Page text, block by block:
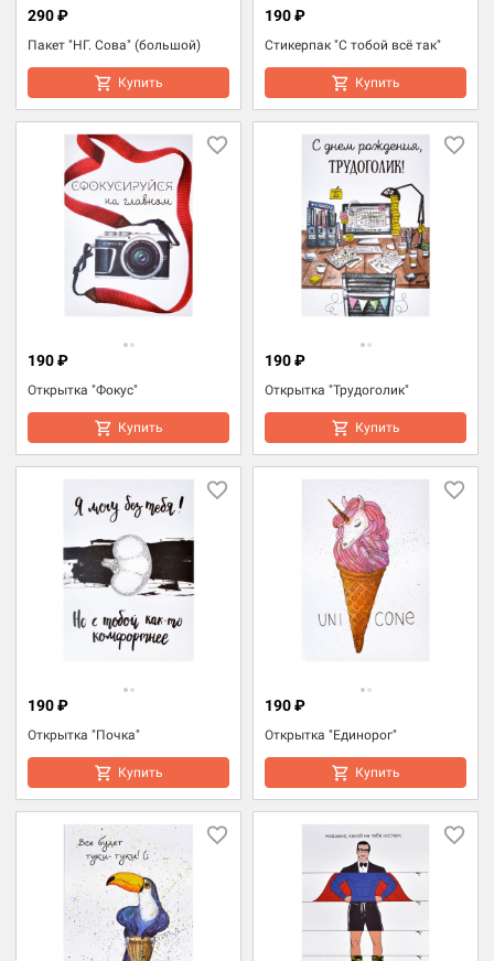
Пакет "НГ. Сова" (большой)
290 ₽
Купить
Стикерпак "С тобой всё так"
190 ₽
Купить
Открытка "Фокус"
190 ₽
Купить
Открытка "Трудоголик"
190 ₽
Купить
Открытка "Почка"
190 ₽
Купить
Открытка "Единорог"
190 ₽
Купить